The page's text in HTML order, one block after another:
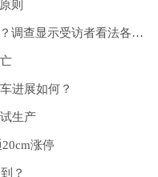
则
欧洲央行下周是否按下加息暂停键？调查显示受访者看法各占一半
进展如何？
生产
涨停
？